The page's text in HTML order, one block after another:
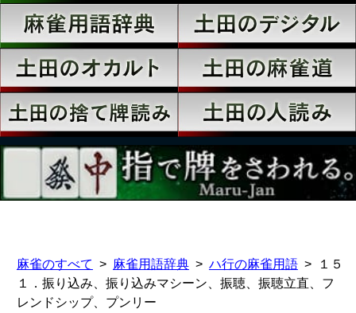
麻雀のすべて 麻雀用語辞典 ハ行の麻雀用語
１５
１．振り込み、振り込みマシーン、振聴、振聴立直、フ
レンドシップ、プンリー